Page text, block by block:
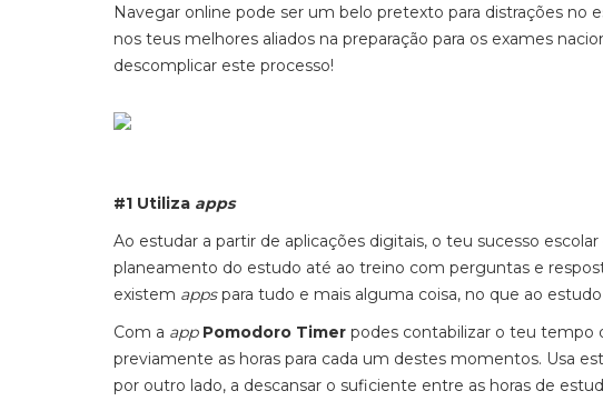
Navegar online pode ser um belo pretexto para distrações no
nos teus melhores aliados na preparação para os exames
descomplicar este processo!
#1 Utiliza apps
Ao estudar a partir de aplicações digitais, o teu sucesso
planeamento do estudo até ao treino com perguntas e
existem appspara tudo e mais alguma coisa, no que ao
Com a app Pomodoro Timer podes contabilizar o teu tempo
previamente as horas para cada um destes momentos. Usa
por outro lado, a descansar o suficiente entre as horas de